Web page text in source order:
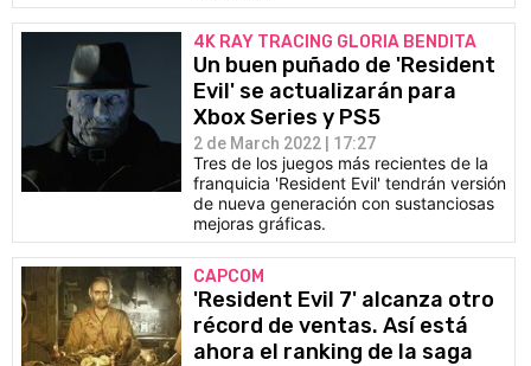
4K RAY TRACING GLORIA BENDITA
Un buen puñado de 'Resident
Evil' se actualizarán para
Xbox Series y PS5
2 de March 2022 | 17:27
Tres de los juegos más recientes de la
franquicia 'Resident Evil' tendrán versión
de nueva generación con sustanciosas
mejoras gráficas.
CAPCOM
'Resident Evil 7' alcanza otro
récord de ventas. Así está
ahora el ranking de la saga